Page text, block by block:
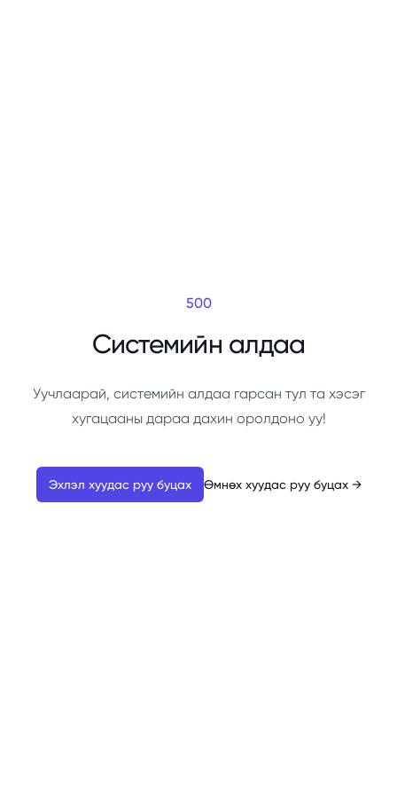
500
Системийн алдаа
Уучлаарай, системийн алдаа гарсан тул та хэсэг
хугацааны дараа дахин оролдоно уу!
Эхлэл хуудас руу буцах Өмнөх хуудас руу буцах →